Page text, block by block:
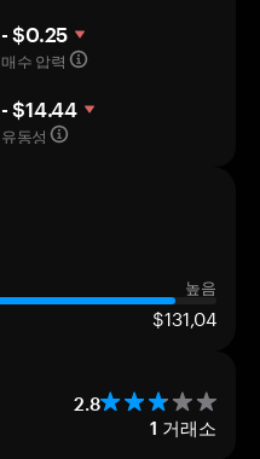
- $0.25
매수 압력
- $14.44
유동성
높음
$131,04
2.8
1 거래소